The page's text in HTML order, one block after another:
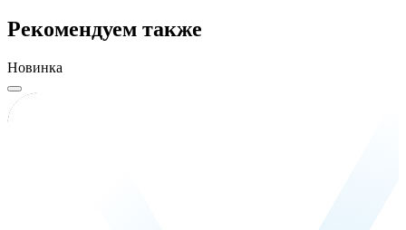
Рекомендуем также
Новинка